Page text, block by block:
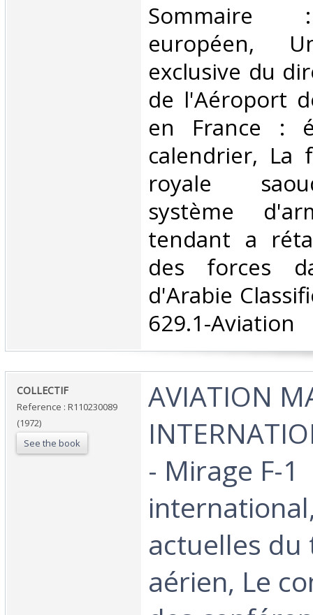
‎Sommaire
européen,
exclusive du
de l'Aéroport
en France :
calendrier, La
royale
système
tendant a
des forces
d'Arabie
629.1-Aviation‎
‎COLLECTIF‎
Reference : R110230089
(1972)
See the book
‎AVIATION
- Mirage F-1
actuelles
aérien, Le